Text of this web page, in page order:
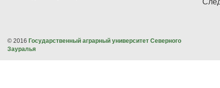
© 2016 Государственный аграрный университет Северного
Зауралья